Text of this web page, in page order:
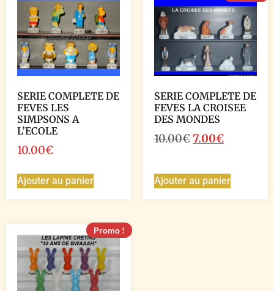
SERIE COMPLETE DE
FEVES LES
SIMPSONS A
L’ECOLE
10.00€
Ajouter au panier
SERIE COMPLETE DE
FEVES LA CROISEE
DES MONDES
10.00€7.00€
Ajouter au panier
Promo !